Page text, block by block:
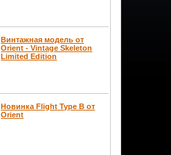
Винтажная модель от
Orient - Vintage Skeleton
Limited Edition
Новинка Flight Type B от
Orient